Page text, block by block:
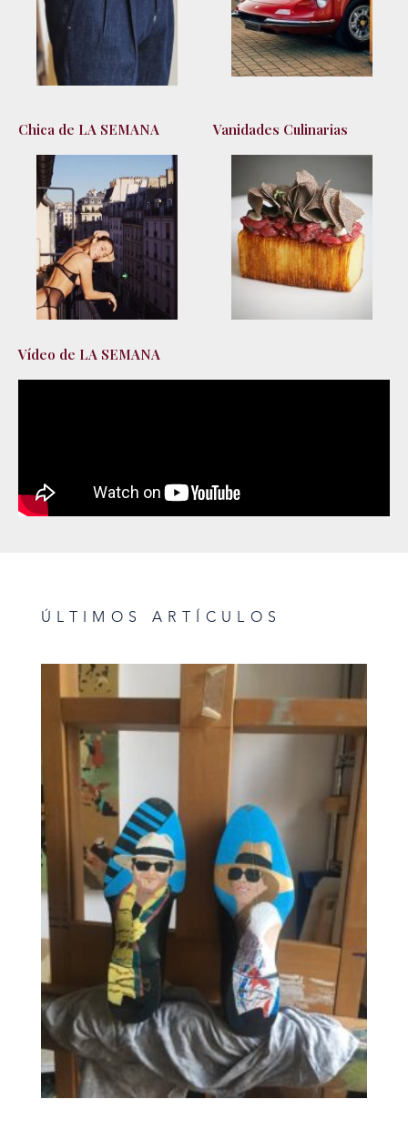
Chica de LA SEMANA Vanidades Culinarias
Vídeo de LA SEMANA
ÚLTIMOS ARTÍCULOS